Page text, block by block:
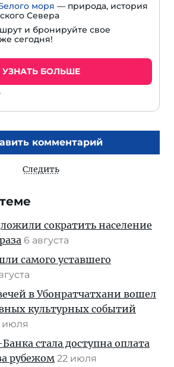
моря — природа, история
Севера
и бронируйте свое
сегодня!
УЗНАТЬ БОЛЬШЕ
комментарий
Следить
сократить население
6 августа
самого уставшего
в Убонратчатхани вошел
культурных событий
июля
стала доступна оплата
рубежом 22 июля